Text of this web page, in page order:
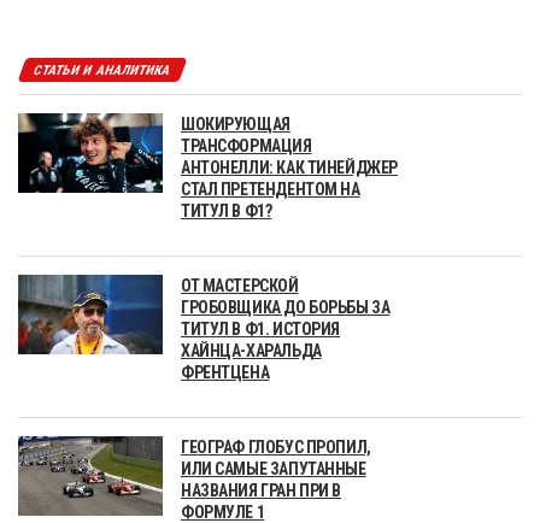
СТАТЬИ И АНАЛИТИКА
ШОКИРУЮЩАЯ
ТРАНСФОРМАЦИЯ
АНТОНЕЛЛИ: КАК ТИНЕЙДЖЕР
СТАЛ ПРЕТЕНДЕНТОМ НА
ТИТУЛ В Ф1?
ОТ МАСТЕРСКОЙ
ГРОБОВЩИКА ДО БОРЬБЫ ЗА
ТИТУЛ В Ф1. ИСТОРИЯ
ХАЙНЦА-ХАРАЛЬДА
ФРЕНТЦЕНА
ГЕОГРАФ ГЛОБУС ПРОПИЛ,
ИЛИ САМЫЕ ЗАПУТАННЫЕ
НАЗВАНИЯ ГРАН ПРИ В
ФОРМУЛЕ 1